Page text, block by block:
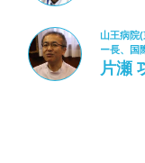
山王病院
ー長、国
片瀬